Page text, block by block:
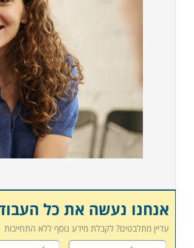
אנחנו נעשה את כל
עדיין מתלבטים? לקבלת מידע נוסף ללא התחייבות